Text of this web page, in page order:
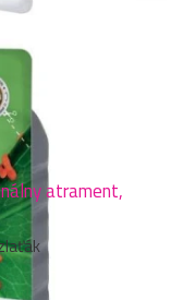
atrament,